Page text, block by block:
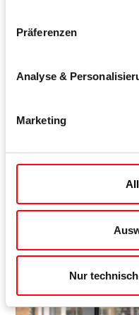
Präferenzen
Analyse &
Marketing
Nur
Mehr erfahren